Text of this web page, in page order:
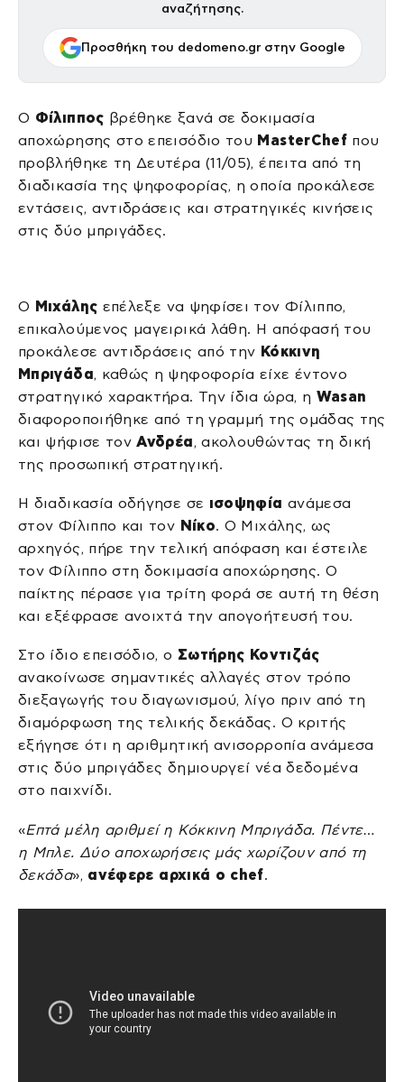
αναζήτησης.
Προσθήκη του dedomeno.gr στην Google
Ο Φίλιππος βρέθηκε ξανά σε δοκιμασία
αποχώρησης στο επεισόδιο του MasterChef που
προβλήθηκε τη Δευτέρα (11/05), έπειτα από τη
διαδικασία της ψηφοφορίας, η οποία προκάλεσε
εντάσεις, αντιδράσεις και στρατηγικές κινήσεις
στις δύο μπριγάδες.
Ο Μιχάλης επέλεξε να ψηφίσει τον Φίλιππο,
επικαλούμενος μαγειρικά λάθη. Η απόφασή του
προκάλεσε αντιδράσεις από την Κόκκινη
Μπριγάδα, καθώς η ψηφοφορία είχε έντονο
στρατηγικό χαρακτήρα. Την ίδια ώρα, η Wasan
διαφοροποιήθηκε από τη γραμμή της ομάδας της
και ψήφισε τονΑνδρέα, ακολουθώντας τη δική
της προσωπική στρατηγική.
Η διαδικασία οδήγησε σε ισοψηφία ανάμεσα
στον Φίλιππο και τον Νίκο. Ο Μιχάλης, ως
αρχηγός, πήρε την τελική απόφαση και έστειλε
τον Φίλιππο στη δοκιμασία αποχώρησης. Ο
παίκτης πέρασε για τρίτη φορά σε αυτή τη θέση
και εξέφρασε ανοιχτά την απογοήτευσή του.
Στο ίδιο επεισόδιο, ο Σωτήρης Κοντιζάς
ανακοίνωσε σημαντικές αλλαγές στον τρόπο
διεξαγωγής του διαγωνισμού, λίγο πριν από τη
διαμόρφωση της τελικής δεκάδας. Ο κριτής
εξήγησε ότι η αριθμητική ανισορροπία ανάμεσα
στις δύο μπριγάδες δημιουργεί νέα δεδομένα
στο παιχνίδι.
«Επτά μέλη αριθμεί η Κόκκινη Μπριγάδα. Πέντε…
η Μπλε. Δύο αποχωρήσεις μάς χωρίζουν από τη
δεκάδα», ανέφερε αρχικά ο chef.